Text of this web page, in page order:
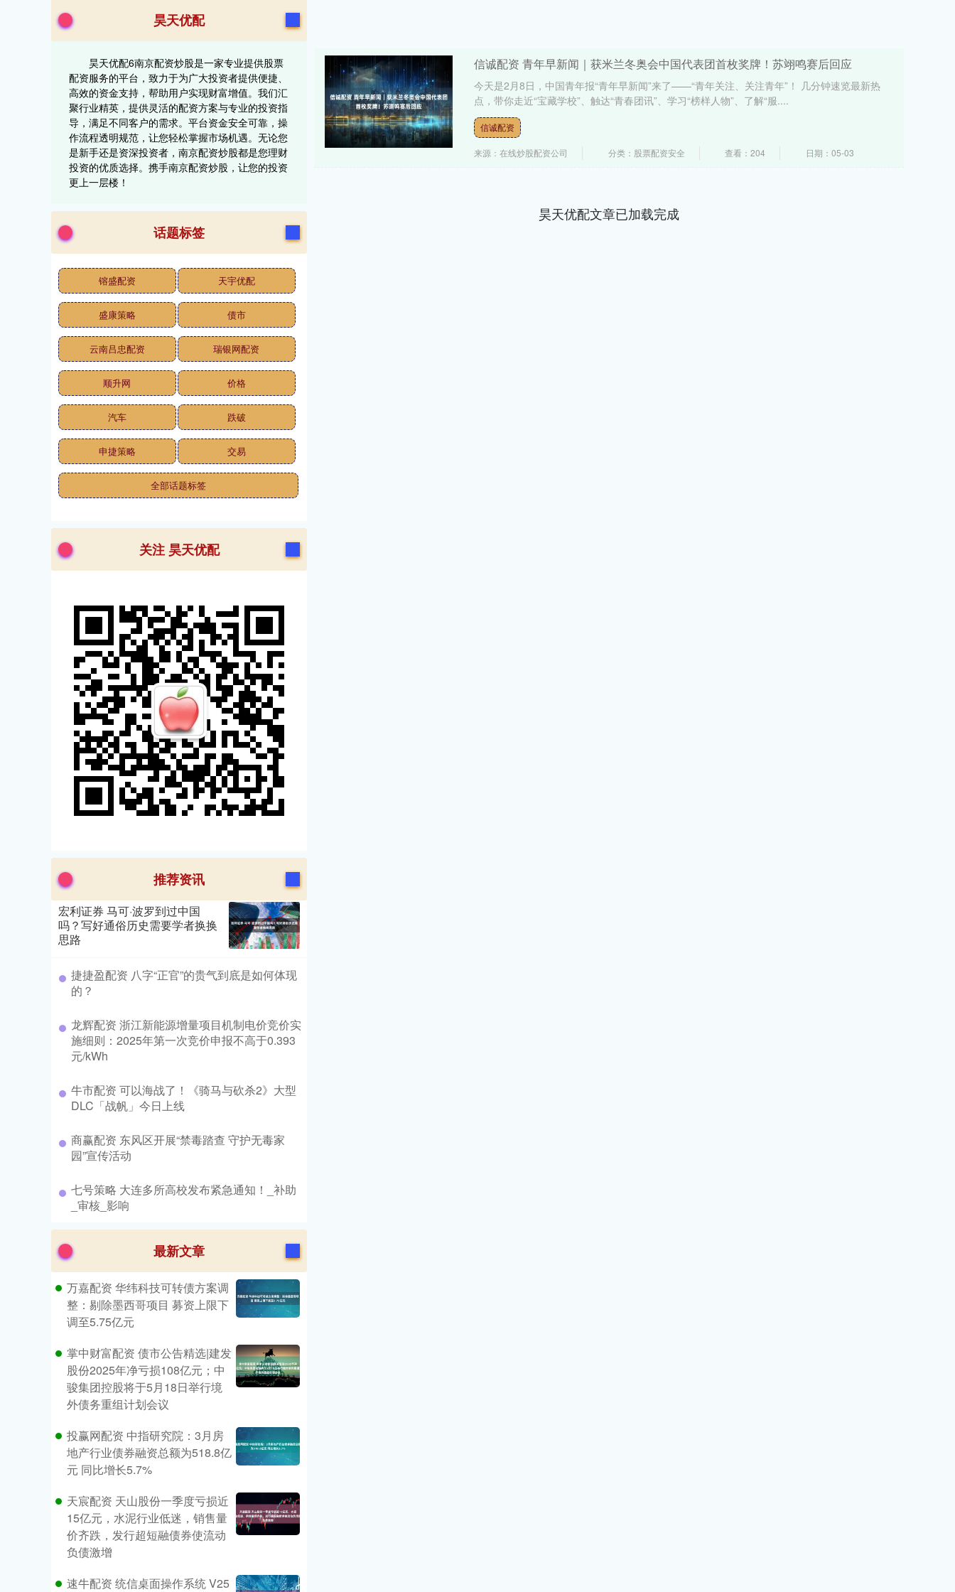
信诚配资 青年早新闻｜获米兰冬奥会中国代表团首枚奖牌！苏翊鸣赛后回应
今天是2月8日，中国青年报“青年早新闻”来了——“青年关注、关注青年”！ 几分钟速览最新热
点，带你走近“宝藏学校”、触达“青春团讯”、学习“榜样人物”、了解“服....
信诚配资
来源：在线炒股配资公司 分类：股票配资安全 查看：204 日期：05-03
昊天优配文章已加载完成
昊天优配
昊天优配6南京配资炒股是一家专业提供股票
配资服务的平台，致力于为广大投资者提供便捷、
高效的资金支持，帮助用户实现财富增值。我们汇
聚行业精英，提供灵活的配资方案与专业的投资指
导，满足不同客户的需求。平台资金安全可靠，操
作流程透明规范，让您轻松掌握市场机遇。无论您
是新手还是资深投资者，南京配资炒股都是您理财
投资的优质选择。携手南京配资炒股，让您的投资
更上一层楼！
话题标签
镕盛配资 天宇优配
盛康策略 债市
云南吕忠配资 瑞银网配资
顺升网 价格
汽车 跌破
申捷策略 交易
全部话题标签
关注 昊天优配
推荐资讯
宏利证券 马可·波罗到过中国
吗？写好通俗历史需要学者换换
思路
​捷捷盈配资 八字“正官”的贵气到底是如何体现
的？
​龙辉配资 浙江新能源增量项目机制电价竞价实
施细则：2025年第一次竞价申报不高于0.393
元/kWh
​牛市配资 可以海战了！《骑马与砍杀2》大型
DLC「战帆」今日上线
​商赢配资 东风区开展“禁毒踏查 守护无毒家
园”宣传活动
​七号策略 大连多所高校发布紧急通知！_补助
_审核_影响
最新文章
万嘉配资 华纬科技可转债方案调
整：剔除墨西哥项目 募资上限下
调至5.75亿元
掌中财富配资 债市公告精选|建发
股份2025年净亏损108亿元；中
骏集团控股将于5月18日举行境
外债务重组计划会议
投赢网配资 中指研究院：3月房
地产行业债券融资总额为518.8亿
元 同比增长5.7%
天宸配资 天山股份一季度亏损近
15亿元，水泥行业低迷，销售量
价齐跌，发行超短融债券使流动
负债激增
速牛配资 统信桌面操作系统 V25